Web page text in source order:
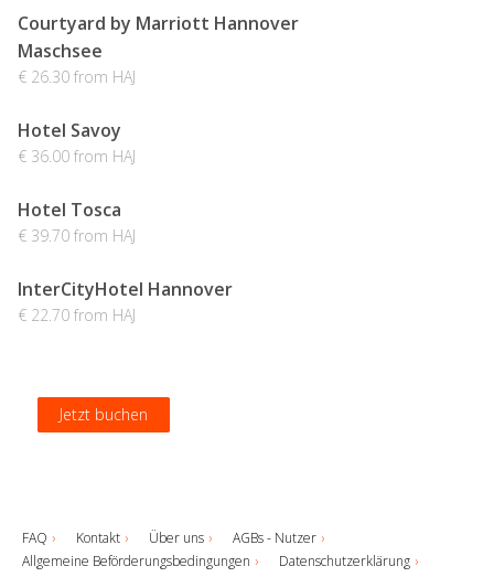
Courtyard by Marriott Hannover
Maschsee
€ 26.30 from HAJ
Jetzt buchen
Hotel Savoy
€ 36.00 from HAJ
Jetzt buchen
Hotel Tosca
€ 39.70 from HAJ
Jetzt buchen
InterCityHotel Hannover
€ 22.70 from HAJ
Jetzt buchen
FAQ Kontakt Über uns
AGBs - Nutzer
Allgemeine Beförderungsbedingungen
Datenschutzerklärung